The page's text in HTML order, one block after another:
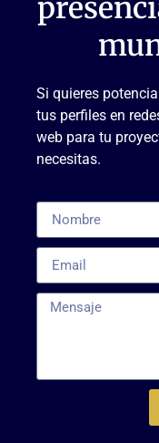
Si quieres
tus perfiles en
web para tu
necesitas.